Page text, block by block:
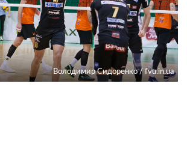
Володимир Сидоренко / fvu.in.ua